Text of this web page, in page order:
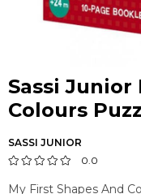
Sassi Junior
Colours
SASSI JUNIOR
0.0
My First Shapes And